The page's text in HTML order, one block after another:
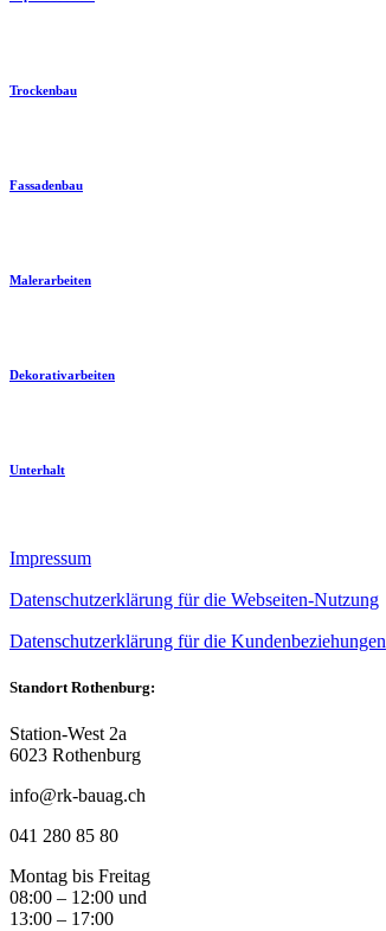
Trockenbau
Fassadenbau
Malerarbeiten
Dekorativarbeiten
Unterhalt
Impressum
Datenschutzerklärung für die Webseiten­-Nutzung
Datenschutzerklärung für die Kundenbeziehungen
Standort Rothenburg:
Station-West 2a
6023 Rothenburg
info@rk-bauag.ch
041 280 85 80
Montag bis Freitag
08:00 – 12:00 und
13:00 – 17:00